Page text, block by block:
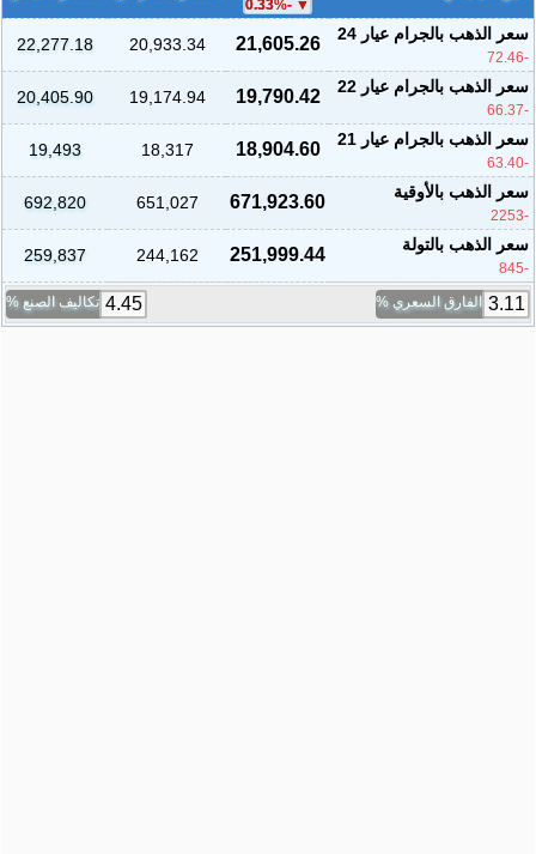
-0.33
%
سعر الذهب بالجرام عيار 24
-72.46
21,605.26
20,933.34
22,277.18
سعر الذهب بالجرام عيار 22
-66.37
19,790.42
19,174.94
20,405.90
سعر الذهب بالجرام عيار 21
-63.40
18,904.60
18,317
19,493
سعر الذهب بالأوقية
-2253
671,923.60
651,027
692,820
سعر الذهب بالتولة
-845
251,999.44
244,162
259,837
الفارق السعري % تكاليف الصنع %